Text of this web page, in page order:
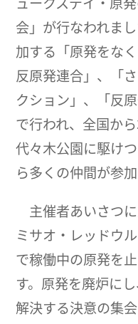
会」が行なわれま
加する「原発をな
反原発連合」、「
クション」、「反
で行われ、全国か
代々木公園に駆け
ら多くの仲間が参加
主催者あいさつ
ミサオ・レッドウ
で稼働中の原発を
す。原発を廃炉に
解決する決意の集